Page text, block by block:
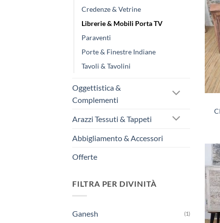
Credenze & Vetrine
Librerie & Mobili Porta TV
Paraventi
Porte & Finestre Indiane
Tavoli & Tavolini
Oggettistica &
Complementi
Arazzi Tessuti & Tappeti
Abbigliamento & Accessori
Offerte
FILTRA PER DIVINITÀ
Ganesh (1)